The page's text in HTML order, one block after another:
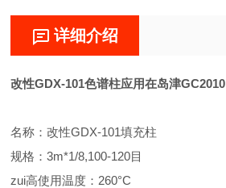
详细介绍
改性GDX-101色谱柱应用在岛津GC2010
名称：改性GDX-101填充柱
规格：3m*1/8,100-120目
zui高使用温度：260°C